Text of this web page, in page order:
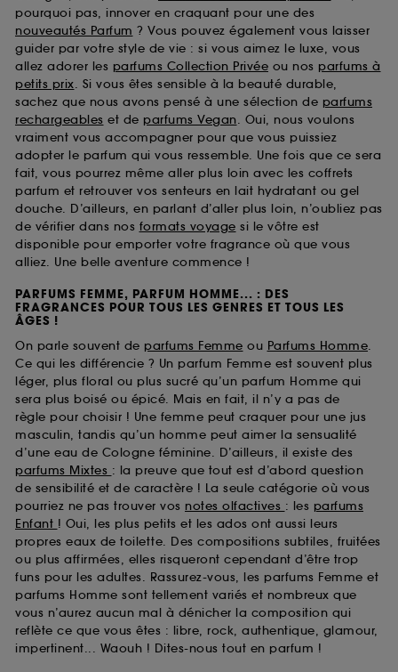
pourquoi pas, innover en craquant pour une des
nouveautés Parfum ? Vous pouvez également vous laisser
guider par votre style de vie : si vous aimez le luxe, vous
allez adorer les parfums Collection Privée ou nos parfums à
petits prix. Si vous êtes sensible à la beauté durable,
sachez que nous avons pensé à une sélection de parfums
rechargeables et de parfums Vegan. Oui, nous voulons
vraiment vous accompagner pour que vous puissiez
adopter le parfum qui vous ressemble. Une fois que ce sera
fait, vous pourrez même aller plus loin avec les coffrets
parfum et retrouver vos senteurs en lait hydratant ou gel
douche. D’ailleurs, en parlant d’aller plus loin, n’oubliez pas
de vérifier dans nos formats voyage si le vôtre est
disponible pour emporter votre fragrance où que vous
alliez. Une belle aventure commence !
PARFUMS FEMME, PARFUM HOMME... : DES
FRAGRANCES POUR TOUS LES GENRES ET TOUS LES
ÂGES !
On parle souvent de parfums Femme ou Parfums Homme.
Ce qui les différencie ? Un parfum Femme est souvent plus
léger, plus floral ou plus sucré qu’un parfum Homme qui
sera plus boisé ou épicé. Mais en fait, il n’y a pas de
règle pour choisir ! Une femme peut craquer pour une jus
masculin, tandis qu’un homme peut aimer la sensualité
d’une eau de Cologne féminine. D’ailleurs, il existe des
parfums Mixtes : la preuve que tout est d’abord question
de sensibilité et de caractère ! La seule catégorie où vous
pourriez ne pas trouver vos notes olfactives : les parfums
Enfant ! Oui, les plus petits et les ados ont aussi leurs
propres eaux de toilette. Des compositions subtiles, fruitées
ou plus affirmées, elles risqueront cependant d’être trop
funs pour les adultes. Rassurez-vous, les parfums Femme et
parfums Homme sont tellement variés et nombreux que
vous n’aurez aucun mal à dénicher la composition qui
reflète ce que vous êtes : libre, rock, authentique, glamour,
impertinent... Waouh ! Dites-nous tout en parfum !